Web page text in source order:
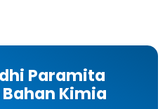
Paramita
Kimia